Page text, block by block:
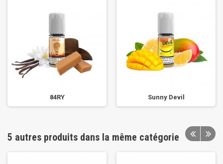
84RY Sunny Devil
5 autres produits dans la même catégorie